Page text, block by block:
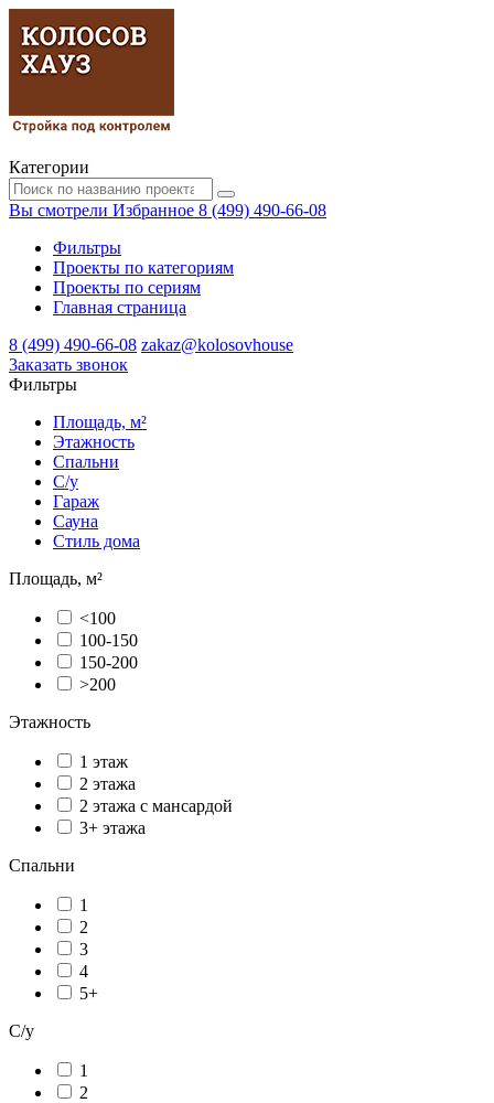
Категории
Вы смотрели Избранное 8 (499) 490-66-08
Фильтры
Проекты по категориям
Проекты по сериям
Главная страница
8 (499) 490-66-08 zakaz@kolosovhouse
3аказать звонок
Фильтры
Площадь, м²
Этажность
Спальни
С/у
Гараж
Сауна
Стиль дома
Площадь, м²
<100
100-150
150-200
>200
Этажность
1 этаж
2 этажа
2 этажа с мансардой
3+ этажа
Спальни
1
2
3
4
5+
С/у
1
2